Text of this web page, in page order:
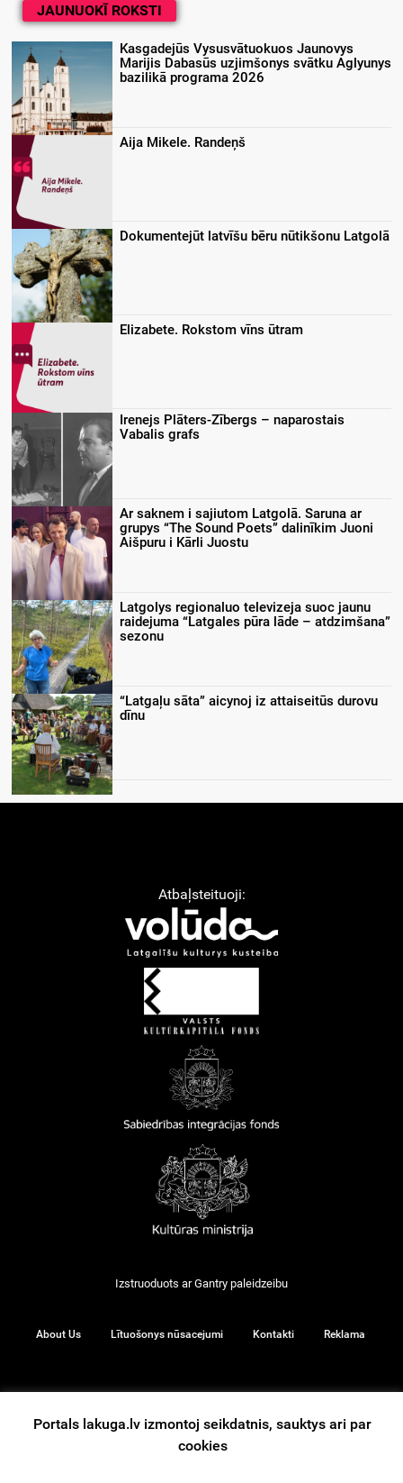
JAUNUOKĪ ROKSTI
Kasgadejūs Vysusvātuokuos Jaunovys
Marijis Dabasūs uzjimšonys svātku Aglyunys
bazilikā programa 2026
Aija Mikele. Randeņš
Dokumentejūt latvīšu bēru nūtikšonu Latgolā
Elizabete. Rokstom vīns ūtram
Irenejs Plāters-Zībergs – naparostais
Vabalis grafs
Ar saknem i sajiutom Latgolā. Saruna ar
grupys “The Sound Poets” dalinīkim Juoni
Aišpuru i Kārli Juostu
Latgolys regionaluo televizeja suoc jaunu
raidejuma “Latgales pūra lāde – atdzimšana”
sezonu
“Latgaļu sāta” aicynoj iz attaiseitūs durovu
dīnu
Atbaļsteituoji:
Izstruoduots arGantry paleidzeibu
About Us Lītuošonys nūsacejumi Kontakti Reklama
© 2026
Portals lakuga.lv izmontoj seikdatnis, sauktys ari par
cookies